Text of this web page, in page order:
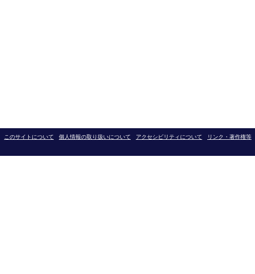
このサイトについて 個人情報の取り扱いについて アクセシビリティについて リンク・著作権等